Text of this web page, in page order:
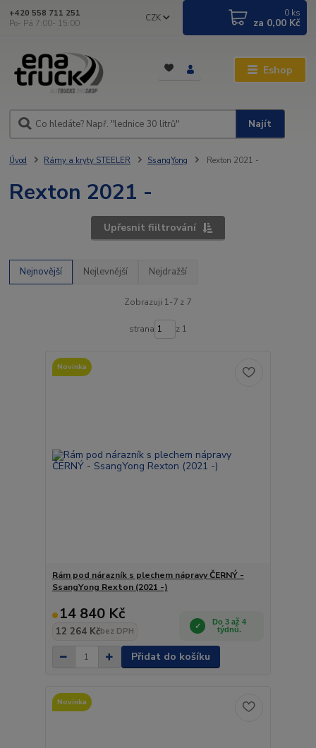
Eshop
CZK
Najít
+420 558 711 251
Po- Pá 7:00- 15:00
0 ks
za 0,00 Kč
Úvod Rámy a kryty STEELER SsangYong Rexton 2021 -
Rexton 2021 -
Upřesnit fiiltrování
Nejnovější Nejlevnější Nejdražší
Zobrazuji 1-7 z 7
strana z 1
Novinka
Rám pod nárazník s plechem nápravy ČERNÝ -
SsangYong Rexton (2021 -)
14 840 Kč
12 264 Kčbez DPH
Do 3 až 4
týdnů.
Přidat do košíku
Novinka